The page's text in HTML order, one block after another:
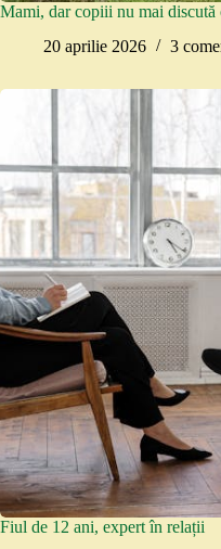
Mami, dar copiii nu mai
20 aprilie 2026
3
Fiul de 12 ani, expert în relații